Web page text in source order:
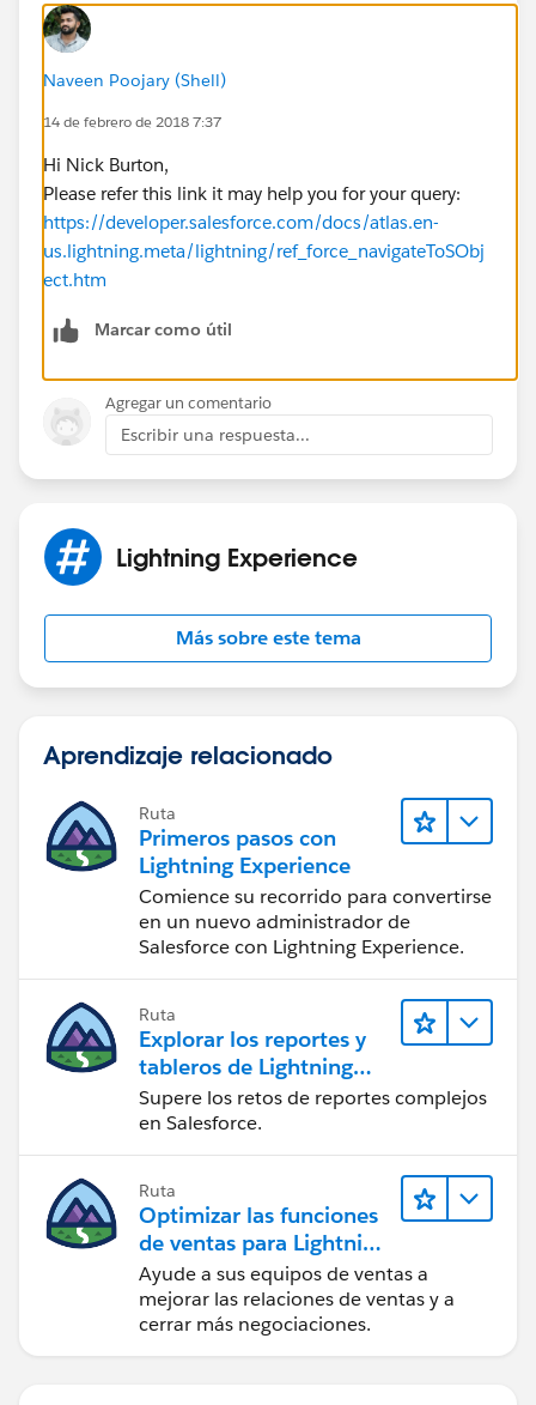
Naveen Poojary (Shell)
14 de febrero de 2018 7:37
Hi Nick Burton,
Please refer this link it may help you for your query:
https://developer.salesforce.com/docs/atlas.en-
us.lightning.meta/lightning/ref_force_navigateToSObj
ect.htm
Marcar como útil
Agregar un comentario
Escribir una respuesta...
Lightning Experience
Más sobre este tema
Aprendizaje relacionado
Ruta
Primeros pasos con
Lightning Experience
Comience su recorrido para convertirse
en un nuevo administrador de
Salesforce con Lightning Experience.
Ruta
Explorar los reportes y
tableros de Lightning
Experience
Supere los retos de reportes complejos
en Salesforce.
Ruta
Optimizar las funciones
de ventas para Lightning
Experience
Ayude a sus equipos de ventas a
mejorar las relaciones de ventas y a
cerrar más negociaciones.